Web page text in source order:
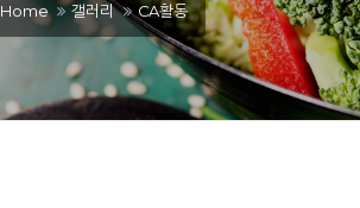
Home 갤러리 CA활동